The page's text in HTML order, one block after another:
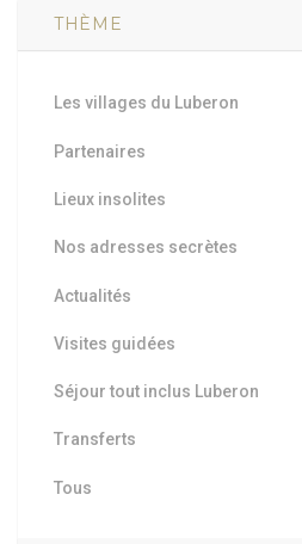
THÈME
Les villages du Luberon
Partenaires
Lieux insolites
Nos adresses secrètes
Actualités
Visites guidées
Séjour tout inclus Luberon
Transferts
Tous